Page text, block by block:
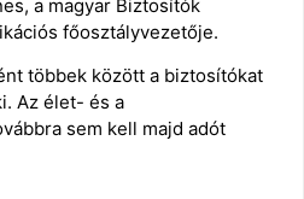
a magyar Biztosítók
főosztályvezetője.
többek között a biztosítókat
Az élet- és a
sem kell majd adót